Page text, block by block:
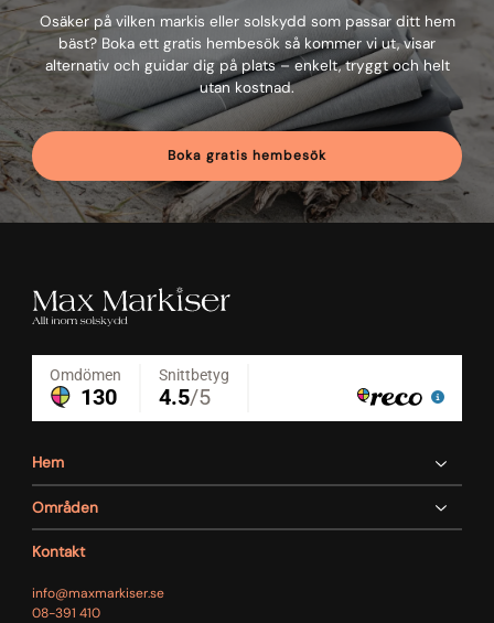
Osäker på vilken markis eller solskydd som passar ditt hem
bäst? Boka ett gratis hembesök så kommer vi ut, visar
alternativ och guidar dig på plats – enkelt, tryggt och helt
utan kostnad.
Boka gratis hembesök
Hem
Områden
Kontakt
info@maxmarkiser.se
08-391 410